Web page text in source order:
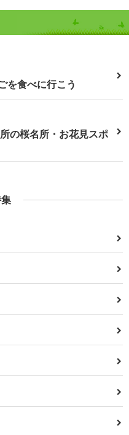
を食べに行こう
の桜名所・お花見スポ